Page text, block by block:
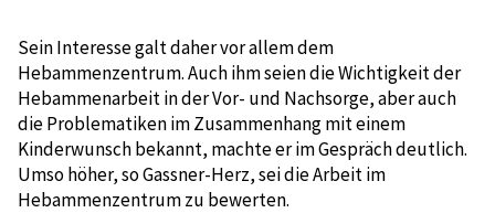
Sein Interesse galt daher vor allem dem
Hebammenzentrum. Auch ihm seien die Wichtigkeit der
Hebammenarbeit in der Vor- und Nachsorge, aber auch
die Problematiken im Zusammenhang mit einem
Kinderwunsch bekannt, machte er im Gespräch deutlich.
Umso höher, so Gassner-Herz, sei die Arbeit im
Hebammenzentrum zu bewerten.